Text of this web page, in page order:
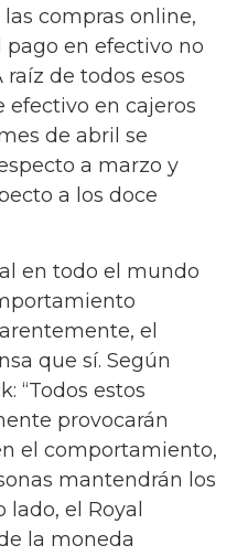
compras online,
en efectivo no
de todos esos
efectivo en cajeros
de abril se
a marzo y
a los doce
en todo el mundo
el
que sí. Según
“Todos estos
provocarán
el comportamiento,
mantendrán los
lado, el Royal
la moneda